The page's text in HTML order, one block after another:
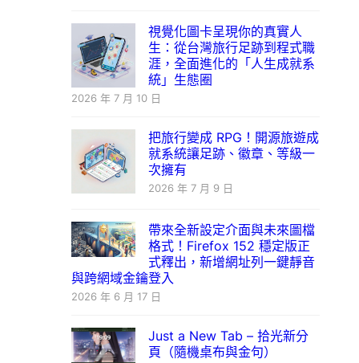
視覺化圖卡呈現你的真實人
生：從台灣旅行足跡到程式職
涯，全面進化的「人生成就系
統」生態圈
2026 年 7 月 10 日
把旅行變成 RPG！開源旅遊成
就系統讓足跡、徽章、等級一
次擁有
2026 年 7 月 9 日
帶來全新設定介面與未來圖檔
格式！Firefox 152 穩定版正
式釋出，新增網址列一鍵靜音
與跨網域金鑰登入
2026 年 6 月 17 日
Just a New Tab – 拾光新分
頁（隨機桌布與金句）